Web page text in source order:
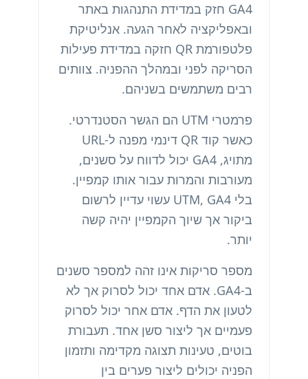
GA4 חזק במדידת התנהגות באתר
ובאפליקציה לאחר הגעה. אנליטיקת
פלטפורמת QR חזקה במדידת פעילות
הסריקה לפני ובמהלך ההפניה. צוותים
רבים משתמשים בשניהם.
פרמטרי UTM הם הגשר הסטנדרטי.
כאשר קוד QR דינמי מפנה ל-URL
מתויג, GA4 יכול לדווח על סשנים,
מעורבות והמרות עבור אותו קמפיין.
בלי UTM, GA4 עשוי עדיין לרשום
ביקור אך שיוך הקמפיין יהיה קשה
יותר.
מספר סריקות אינו זהה למספר סשנים
ב-GA4. אדם אחד יכול לסרוק אך לא
לטעון את הדף. אדם אחר יכול לסרוק
פעמיים אך ליצור סשן אחד. תעבורת
בוטים, טעינות תצוגה מקדימה ותזמון
הפניה יכולים ליצור פערים בין